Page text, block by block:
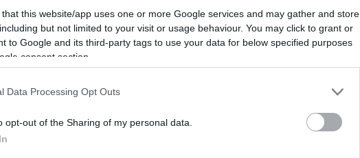
that this website/app uses one or more Google services and may gather and store
but not limited to your visit or usage behaviour. You may click to grant or
to Google and its third-party tags to use your data for below specified purposes
consent section.
Data Processing Opt Outs
opt-out of the Sharing of my personal data.
νέα σειρά του Mega «Οι Αθώοι». Η παραγωγή (16
Media εντάχθηκε στη χρηματοδότηση του ΕΚΚΟΜΕΔ
1.253.345 ευρώ από τον φορέα. …
Διαβάστε